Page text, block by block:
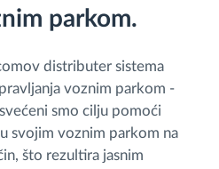
parkom.
distributer sistema
voznim parkom -
smo cilju pomoći
svojim voznim parkom na
što rezultira jasnim